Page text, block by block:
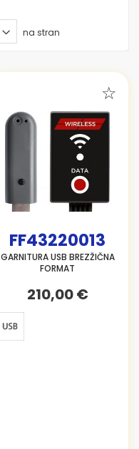
na stran
FF43220013
GARNITURA USB BREZŽIČNA
FORMAT
210,00 €